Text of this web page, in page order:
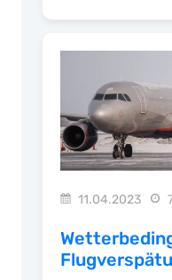
11.04.2023